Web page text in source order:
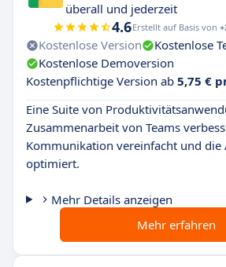
überall und jederzeit
4.6Erstellt auf Basis von
Kostenlose Version
Kostenlose
Kostenlose Demoversion
Kostenpflichtige Version ab 5,75 €
Eine Suite von
Zusammenarbeit von Teams
Kommunikation vereinfacht und die
optimiert.
Mehr Details anzeigen
Mehr erfahren